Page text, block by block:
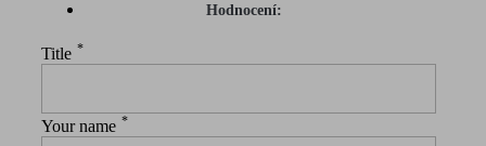
Hodnocení:
Title *
Your name *